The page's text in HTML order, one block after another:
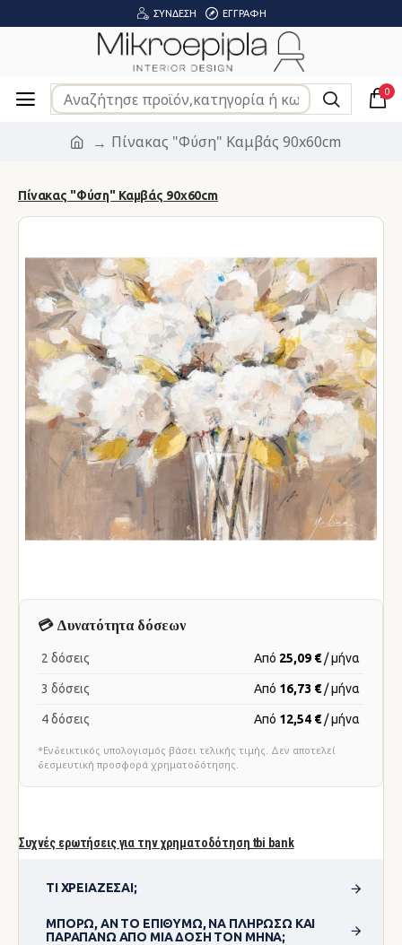
ΣΎΝΔΕΣΗ ΕΓΓΡΑΦΉ
0
Πίνακας "Φύση" Καμβάς 90x60cm
Πίνακας "Φύση" Καμβάς 90x60cm
Συχνές ερωτήσεις για την χρηματοδότηση tbi bank
ΤΙ ΧΡΕΙΆΖΕΣΑΙ;
ΜΠΟΡΏ, ΑΝ ΤΟ ΕΠΙΘΥΜΏ, ΝΑ ΠΛΗΡΏΣΩ ΚΑΙ
ΠΑΡΑΠΆΝΩ ΑΠΌ ΜΊΑ ΔΌΣΗ ΤΟΝ ΜΉΝΑ;
💳 Δυνατότητα δόσεων
2 δόσεις Από 25,09 € / μήνα
3 δόσεις Από 16,73 € / μήνα
4 δόσεις Από 12,54 € / μήνα
*Ενδεικτικός υπολογισμός βάσει τελικής τιμής. Δεν αποτελεί
δεσμευτική προσφορά χρηματοδότησης.